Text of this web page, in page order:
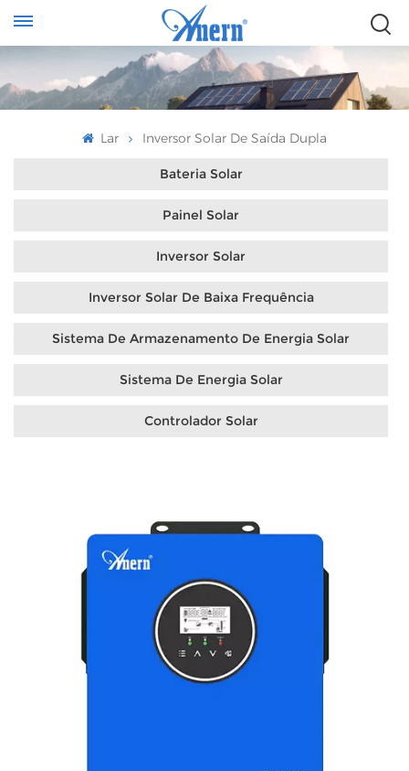
Lar Inversor Solar De Saída Dupla
Bateria Solar
Painel Solar
Inversor Solar
Inversor Solar De Baixa Frequência
Sistema De Armazenamento De Energia Solar
Sistema De Energia Solar
Controlador Solar